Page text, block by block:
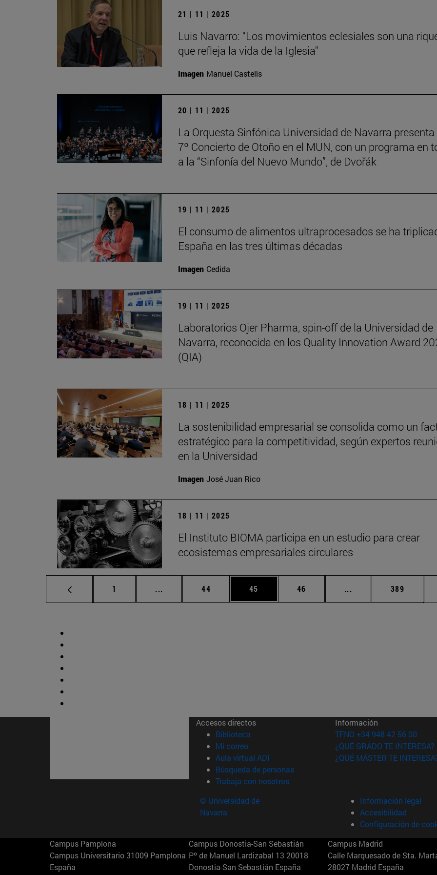
21 | 11 | 2025
Luis Navarro: “Los movimientos eclesiales son una
que refleja la vida de la Iglesia"
Imagen Manuel Castells
20 | 11 | 2025
La Orquesta Sinfónica Universidad de Navarra presenta
7º Concierto de Otoño en el MUN, con un programa en
a la “Sinfonía del Nuevo Mundo”, de Dvořák
19 | 11 | 2025
El consumo de alimentos ultraprocesados se ha
España en las tres últimas décadas
Imagen Cedida
19 | 11 | 2025
Laboratorios Ojer Pharma, spin-off de la Universidad de
Navarra, reconocida en los Quality Innovation Award
(QIA)
18 | 11 | 2025
La sostenibilidad empresarial se consolida como un
estratégico para la competitividad, según expertos
en la Universidad
Imagen José Juan Rico
18 | 11 | 2025
El Instituto BIOMA participa en un estudio para crear
ecosistemas empresariales circulares
Página
1 ... Páginas intermedias Use TAB para desplazarse.
Página
44 Página
45 Página
46 ... Páginas intermedias
Página
389
Accesos directos
Biblioteca (abre en nueva ventana)
Mi correo(abre en nueva ventana)
Aula virtual ADI (abre en nueva ventana)
Búsqueda de personas(abre en nueva ventana)
Trabaja con nosotros(abre en nueva ventana)
Información
TFNO +34 948 42 56 00
¿QUÉ GRADO TE INTERESA?
¿QUÉ MÁSTER TE
© Universidad de
Navarra
Información legal
Accesibilidad
Configuración de
Campus Pamplona
Campus Universitario 31009 Pamplona
España
Campus Donostia-San Sebastián
Pº de Manuel Lardizabal 13 20018
Donostia-San Sebastián España
Campus Madrid
Calle Marquesado de Sta.
28027 Madrid España